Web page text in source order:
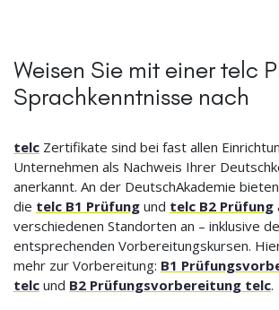
Weisen Sie mit einer telc
Sprachkenntnisse nach
telc Zertifikate sind bei fast allen
Unternehmen als Nachweis Ihrer
anerkannt. An der DeutschAkademie
die telc B1 Prüfung und telc B2 Prüfung
verschiedenen Standorten an – inklusive
entsprechenden Vorbereitungskursen.
mehr zur Vorbereitung: B1
telc und B2 Prüfungsvorbereitung telc.